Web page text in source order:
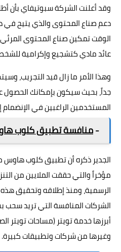
وقد أعلنت الشركة سبوتيفاي
دعم صناع المحتوى والذي يتيح
الوقت تمكين صناع المحتوى
عائد مادي كتشجيع وإكرامية
وهذا الأمر ما زال قيد التجريب،
جداً، بحيث سيكون بإمكانك
المستخدمين الراغبين في
-منافسة تطبيق كلوب
الجدير ذكره أن تطبيق كلوب هاوس
مؤخراً والتي حققت الملايين من
الرسمية، ومنذ إطلاقه وتحقيق
الشركات المنافسة التي تريد سحب
أبرزها خدمة تويتر (مساحات تويتر
وغيرها من شركات وتطبيقات كبيرة.